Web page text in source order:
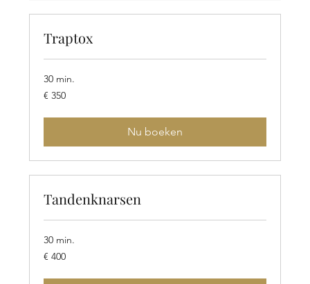
Traptox
30 min.
350
euro
€ 350
Nu boeken
Tandenknarsen
30 min.
400
euro
€ 400